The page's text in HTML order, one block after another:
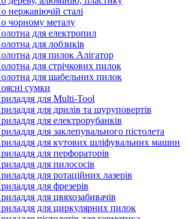
нержавіючій сталі
чорному металу
для електропил
для лобзиків
для пилок Алігатор
для стрічкових пилок
для шабельних пилок
сумки
для Multi-Tool
для дрилів та шуруповертів
для електрорубанків
для заклепувального пістолета
для кутових шліфувальних машин
для перфораторів
для пилососів
для ротаційних лазерів
для фрезерів
для цвяхозабивачів
для циркулярних пилок